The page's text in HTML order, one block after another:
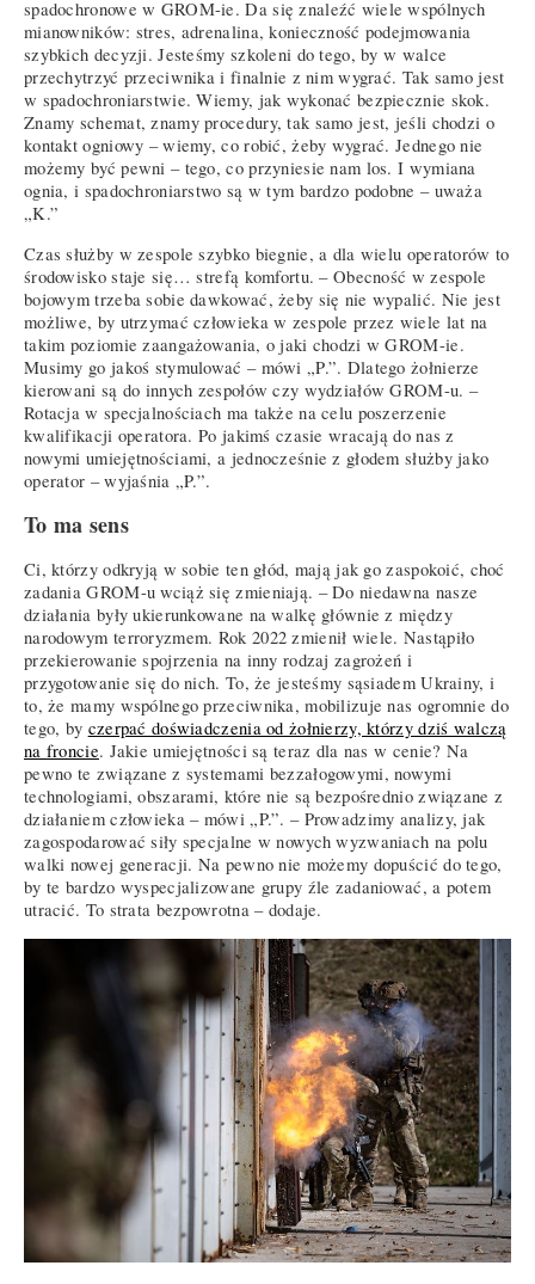
spadochronowe w GROM-ie. Da się znaleźć wiele wspólnych
mianowników: stres, adrenalina, konieczność podejmowania
szybkich decyzji. Jesteśmy szkoleni do tego, by w walce
przechytrzyć przeciwnika i finalnie z nim wygrać. Tak samo jest
w spadochroniarstwie. Wiemy, jak wykonać bezpiecznie skok.
Znamy schemat, znamy procedury, tak samo jest, jeśli chodzi o
kontakt ogniowy – wiemy, co robić, żeby wygrać. Jednego nie
możemy być pewni – tego, co przyniesie nam los. I wymiana
ognia, i spadochroniarstwo są w tym bardzo podobne – uważa
„K.”
Czas służby w zespole szybko biegnie, a dla wielu operatorów to
środowisko staje się… strefą komfortu. – Obecność w zespole
bojowym trzeba sobie dawkować, żeby się nie wypalić. Nie jest
możliwe, by utrzymać człowieka w zespole przez wiele lat na
takim poziomie zaangażowania, o jaki chodzi w GROM-ie.
Musimy go jakoś stymulować – mówi „P.”. Dlatego żołnierze
kierowani są do innych zespołów czy wydziałów GROM-u. –
Rotacja w specjalnościach ma także na celu poszerzenie
kwalifikacji operatora. Po jakimś czasie wracają do nas z
nowymi umiejętnościami, a jednocześnie z głodem służby jako
operator – wyjaśnia „P.”.
To ma sens
Ci, którzy odkryją w sobie ten głód, mają jak go zaspokoić, choć
zadania GROM-u wciąż się zmieniają. – Do niedawna nasze
działania były ukierunkowane na walkę głównie z między
narodowym terroryzmem. Rok 2022 zmienił wiele. Nastąpiło
przekierowanie spojrzenia na inny rodzaj zagrożeń i
przygotowanie się do nich. To, że jesteśmy sąsiadem Ukrainy, i
to, że mamy wspólnego przeciwnika, mobilizuje nas ogromnie do
tego, by czerpać doświadczenia od żołnierzy, którzy dziś walczą
na froncie. Jakie umiejętności są teraz dla nas w cenie? Na
pewno te związane z systemami bezzałogowymi, nowymi
technologiami, obszarami, które nie są bezpośrednio związane z
działaniem człowieka – mówi „P.”. – Prowadzimy analizy, jak
zagospodarować siły specjalne w nowych wyzwaniach na polu
walki nowej generacji. Na pewno nie możemy dopuścić do tego,
by te bardzo wyspecjalizowane grupy źle zadaniować, a potem
utracić. To strata bezpowrotna – dodaje.